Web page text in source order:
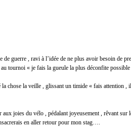
guerre , ravi à l’idée de ne plus avoir besoin de
tournoi « je fais la gueule la plus déconfite possible
chose la veille , glissant un timide « fais attention ,
joies du vélo , pédalant joyeusement , rêvant sur
en aller retour pour mon stag….